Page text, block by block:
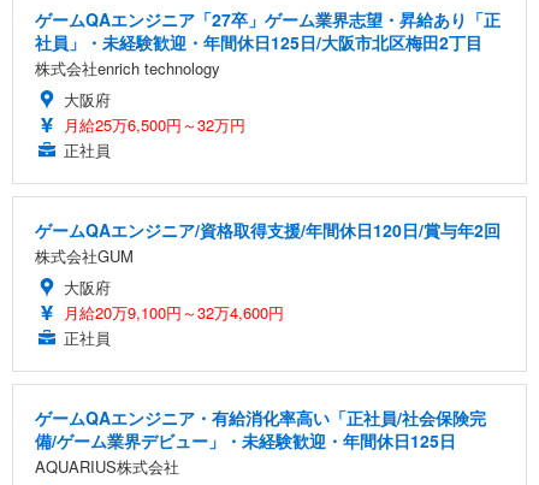
ゲームQAエンジニア「27卒」ゲーム業界志望・昇給あり「正
社員」・未経験歓迎・年間休日125日/大阪市北区梅田2丁目
株式会社enrich technology
大阪府
月給25万6,500円～32万円
正社員
ゲームQAエンジニア/資格取得支援/年間休日120日/賞与年2回
株式会社GUM
大阪府
月給20万9,100円～32万4,600円
正社員
ゲームQAエンジニア・有給消化率高い「正社員/社会保険完
備/ゲーム業界デビュー」・未経験歓迎・年間休日125日
AQUARIUS株式会社